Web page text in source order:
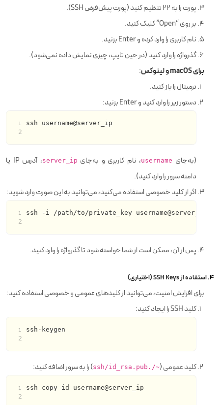
پورت را به 22 تنظیم کنید (پورت پیش‌فرض SSH).
بر روی “Open” کلیک کنید.
نام کاربری را وارد کرده و Enter بزنید.
گذرواژه را وارد کنید (در حین تایپ، چیزی نمایش داده نمی‌شود).
برای macOS و لینوکس
:
ترمینال را باز کنید.
دستور زیر را وارد کنید و Enter بزنید:
ssh username@server_ip
(به‌جای username، نام کاربری و به‌جای server_ip
، آدرس IP یا
دامنه سرور را وارد کنید).
اگر از کلید خصوصی استفاده می‌کنید، می‌توانید به این صورت وارد شوید:
ssh -i /path/to/private_key username@server_ip
پس از آن، ممکن است از شما خواسته شود تا گذرواژه را وارد کنید.
4. استفاده از SSH Keys (اختیاری)
برای افزایش امنیت، می‌توانید از کلیدهای عمومی و خصوصی استفاده کنید:
کلید SSH را ایجاد کنید:
ssh-keygen
کلید عمومی (~/.ssh/id_rsa.pub ) را به سرور اضافه کنید:
ssh-copy-id username@server_ip